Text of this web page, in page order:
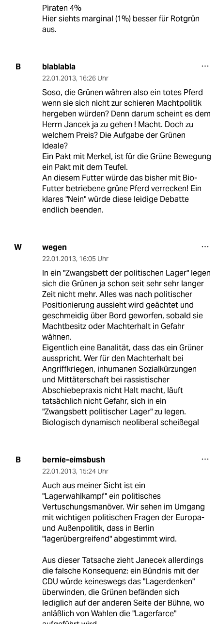
Piraten 4%
Hier siehts marginal (1%) besser für Rotgrün
aus.
B blablabla
22.01.2013, 16:26 Uhr
Soso, die Grünen währen also ein totes Pferd
wenn sie sich nicht zur schieren Machtpolitik
hergeben würden? Denn darum scheint es dem
Herrn Jancek ja zu gehen ! Macht. Doch zu
welchem Preis? Die Aufgabe der Grünen
Ideale?
Ein Pakt mit Merkel, ist für die Grüne Bewegung
ein Pakt mit dem Teufel.
An diesem Futter würde das bisher mit Bio-
Futter betriebene grüne Pferd verrecken! Ein
klares "Nein" würde diese leidige Debatte
endlich beenden.
W wegen
22.01.2013, 16:05 Uhr
In ein "Zwangsbett der politischen Lager" legen
sich die Grünen ja schon seit sehr sehr langer
Zeit nicht mehr. Alles was nach politischer
Positionierung aussieht wird geächtet und
geschmeidig über Bord geworfen, sobald sie
Machtbesitz oder Machterhalt in Gefahr
wähnen.
Eigentlich eine Banalität, dass das ein Grüner
ausspricht. Wer für den Machterhalt bei
Angriffkriegen, inhumanen Sozialkürzungen
und Mittäterschaft bei rassistischer
Abschiebepraxis nicht Halt macht, läuft
tatsächlich nicht Gefahr, sich in ein
"Zwangsbett politischer Lager" zu legen.
Biologisch dynamisch neoliberal scheißegal
B bernie-eimsbush
22.01.2013, 15:24 Uhr
Auch aus meiner Sicht ist ein
"Lagerwahlkampf" ein politisches
Vertuschungsmanöver. Wir sehen im Umgang
mit wichtigen politischen Fragen der Europa-
und Außenpolitik, dass in Berlin
"lagerübergreifend" abgestimmt wird.
Aus dieser Tatsache zieht Janecek allerdings
die falsche Konsequenz: ein Bündnis mit der
CDU würde keineswegs das "Lagerdenken"
überwinden, die Grünen befänden sich
lediglich auf der anderen Seite der Bühne, wo
anläßlich von Wahlen die "Lagerfarce"